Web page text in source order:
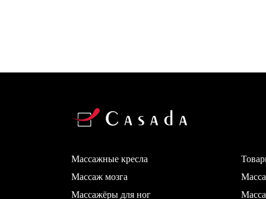
Массажные кресла
Массаж мозга
Массажёры для ног